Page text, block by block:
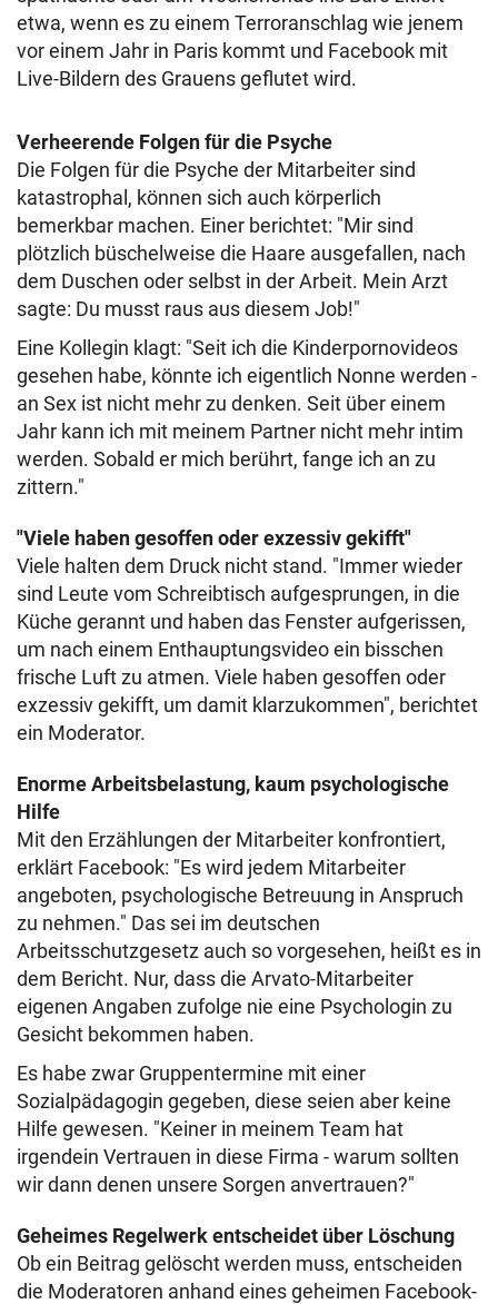
etwa, wenn es zu einem Terroranschlag wie jenem
vor einem Jahr in Paris kommt und Facebook mit
Live-Bildern des Grauens geflutet wird.
Verheerende Folgen für die Psyche
Die Folgen für die Psyche der Mitarbeiter sind
katastrophal, können sich auch körperlich
bemerkbar machen. Einer berichtet: "Mir sind
plötzlich büschelweise die Haare ausgefallen, nach
dem Duschen oder selbst in der Arbeit. Mein Arzt
sagte: Du musst raus aus diesem Job!"
Eine Kollegin klagt: "Seit ich die Kinderpornovideos
gesehen habe, könnte ich eigentlich Nonne werden -
an Sex ist nicht mehr zu denken. Seit über einem
Jahr kann ich mit meinem Partner nicht mehr intim
werden. Sobald er mich berührt, fange ich an zu
zittern."
"Viele haben gesoffen oder exzessiv gekifft"
Viele halten dem Druck nicht stand. "Immer wieder
sind Leute vom Schreibtisch aufgesprungen, in die
Küche gerannt und haben das Fenster aufgerissen,
um nach einem Enthauptungsvideo ein bisschen
frische Luft zu atmen. Viele haben gesoffen oder
exzessiv gekifft, um damit klarzukommen", berichtet
ein Moderator.
Enorme Arbeitsbelastung, kaum psychologische
Hilfe
Mit den Erzählungen der Mitarbeiter konfrontiert,
erklärt Facebook: "Es wird jedem Mitarbeiter
angeboten, psychologische Betreuung in Anspruch
zu nehmen." Das sei im deutschen
Arbeitsschutzgesetz auch so vorgesehen, heißt es in
dem Bericht. Nur, dass die Arvato-Mitarbeiter
eigenen Angaben zufolge nie eine Psychologin zu
Gesicht bekommen haben.
Es habe zwar Gruppentermine mit einer
Sozialpädagogin gegeben, diese seien aber keine
Hilfe gewesen. "Keiner in meinem Team hat
irgendein Vertrauen in diese Firma - warum sollten
wir dann denen unsere Sorgen anvertrauen?"
Geheimes Regelwerk entscheidet über Löschung
Ob ein Beitrag gelöscht werden muss, entscheiden
die Moderatoren anhand eines geheimen Facebook-